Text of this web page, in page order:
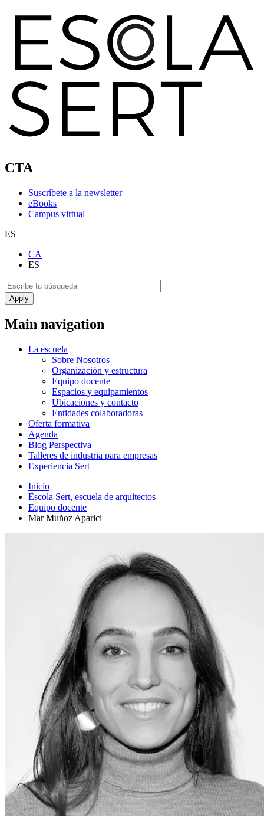
CTA
Suscríbete a la newsletter
eBooks
Campus virtual
ES
CA
ES
Main navigation
La escuela
Sobre Nosotros
Organización y estructura
Equipo docente
Espacios y equipamientos
Ubicaciones y contacto
Entidades colaboradoras
Oferta formativa
Agenda
Blog Perspectiva
Talleres de industria para empresas
Experiencia Sert
Inicio
Escola Sert, escuela de arquitectos
Equipo docente
Mar Muñoz Aparici